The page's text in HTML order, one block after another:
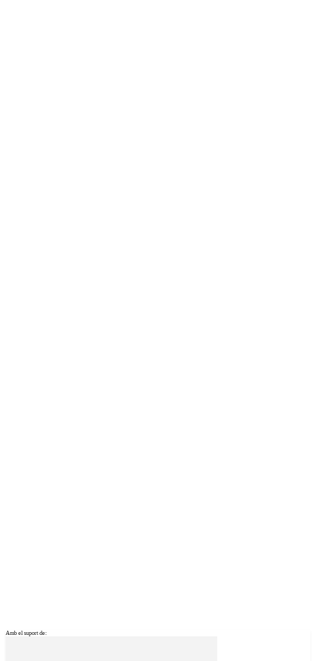
Amb el suport de: